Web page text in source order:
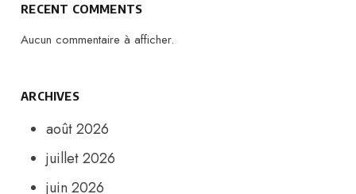
RECENT COMMENTS
Aucun commentaire à afficher.
ARCHIVES
août 2026
juillet 2026
juin 2026